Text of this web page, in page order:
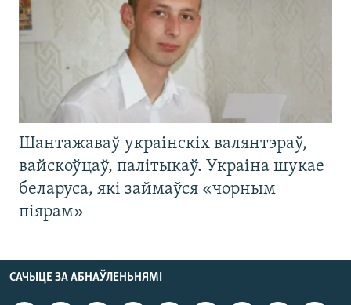
Шантажаваў украінскіх валянтэраў,
вайскоўцаў, палітыкаў. Украіна шукае
беларуса, які займаўся «чорным
піярам»
САЧЫЦЕ ЗА АБНАЎЛЕНЬНЯМІ